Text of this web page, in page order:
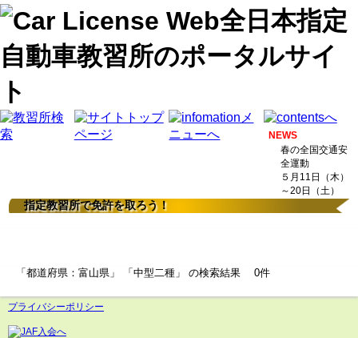
NEWS
春の全国交通安
全運動
５月11日（木）
～20日（土）
指定教習所で免許を取ろう！
「都道府県：富山県」 「中型二種」 の検索結果 0件
プライバシーポリシー